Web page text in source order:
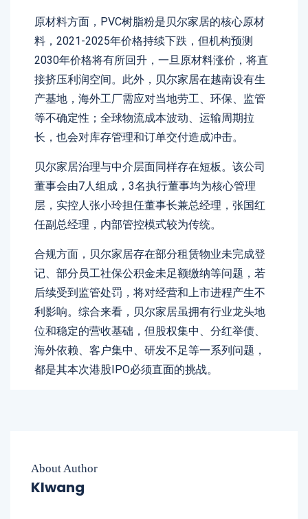
原材料方面，PVC树脂粉是贝尔家居的核心原材
料，2021-2025年价格持续下跌，但机构预测
2030年价格将有所回升，一旦原材料涨价，将直
接挤压利润空间。此外，贝尔家居在越南设有生
产基地，海外工厂需应对当地劳工、环保、监管
等不确定性；全球物流成本波动、运输周期拉
长，也会对库存管理和订单交付造成冲击。
贝尔家居治理与中介层面同样存在短板。该公司
董事会由7人组成，3名执行董事均为核心管理
层，实控人张小玲担任董事长兼总经理，张国红
任副总经理，内部管控模式较为传统。
合规方面，贝尔家居存在部分租赁物业未完成登
记、部分员工社保公积金未足额缴纳等问题，若
后续受到监管处罚，将对经营和上市进程产生不
利影响。综合来看，贝尔家居虽拥有行业龙头地
位和稳定的营收基础，但股权集中、分红举债、
海外依赖、客户集中、研发不足等一系列问题，
都是其本次港股IPO必须直面的挑战。
About Author
Klwang